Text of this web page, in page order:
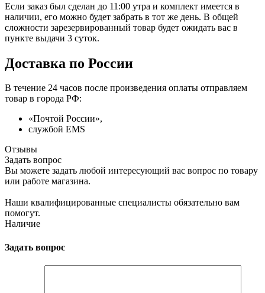
Если заказ был сделан до 11:00 утра и комплект имеется в
наличии, его можно будет забрать в тот же день. В общей
сложности зарезервированный товар будет ожидать вас в
пункте выдачи 3 суток.
Доставка по России
В течение 24 часов после произведения оплаты отправляем
товар в города РФ:
«Почтой России»,
службой EMS
Отзывы
Задать вопрос
Вы можете задать любой интересующий вас вопрос по товару
или работе магазина.
Наши квалифицированные специалисты обязательно вам
помогут.
Наличие
Задать вопрос